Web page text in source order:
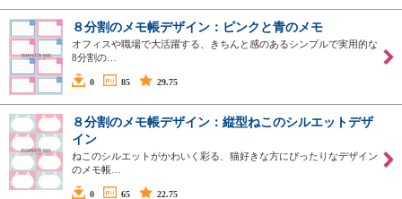
８分割のメモ帳デザイン：ピンクと青のメモ
オフィスや職場で大活躍する、きちんと感のあるシンプルで実用的な
8分割の…
0 85 29.75
８分割のメモ帳デザイン：縦型ねこのシルエットデザ
イン
ねこのシルエットがかわいく彩る、猫好きな方にぴったりなデザイン
のメモ帳…
0 65 22.75